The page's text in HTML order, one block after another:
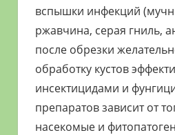
вспышки инфекций
ржавчина, серая гниль,
после обрезки
обработку кустов
инсектицидами и
препаратов зависит от
насекомые и